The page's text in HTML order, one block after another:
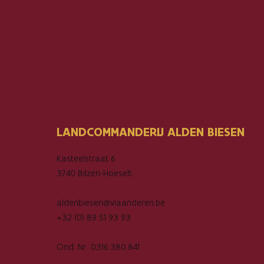
LANDCOMMANDERIJ ALDEN BIESEN
Kasteelstraat 6
3740 Bilzen-Hoeselt
aldenbiesen@vlaanderen.be
+32 (0) 89 51 93 93
Ond. Nr. 0316.380.841